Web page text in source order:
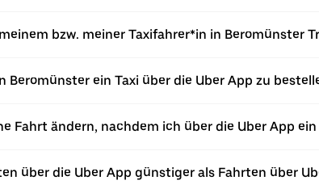
bzw. meiner Taxifahrer*in in Beromünster
Beromünster ein Taxi über die Uber App zu
Fahrt ändern, nachdem ich über die Uber App
über die Uber App günstiger als Fahrten über